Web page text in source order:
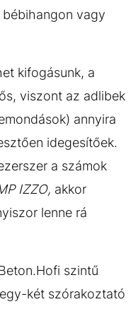
vagy
kifogásunk, a
viszont az adlibek
annyira
idegesítőek.
a számok
IZZO, akkor
lenne rá
szintű
két szórakoztató